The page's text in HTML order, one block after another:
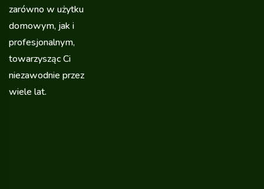
zarówno w użytku
domowym, jak i
profesjonalnym,
towarzysząc Ci
niezawodnie przez
wiele lat.